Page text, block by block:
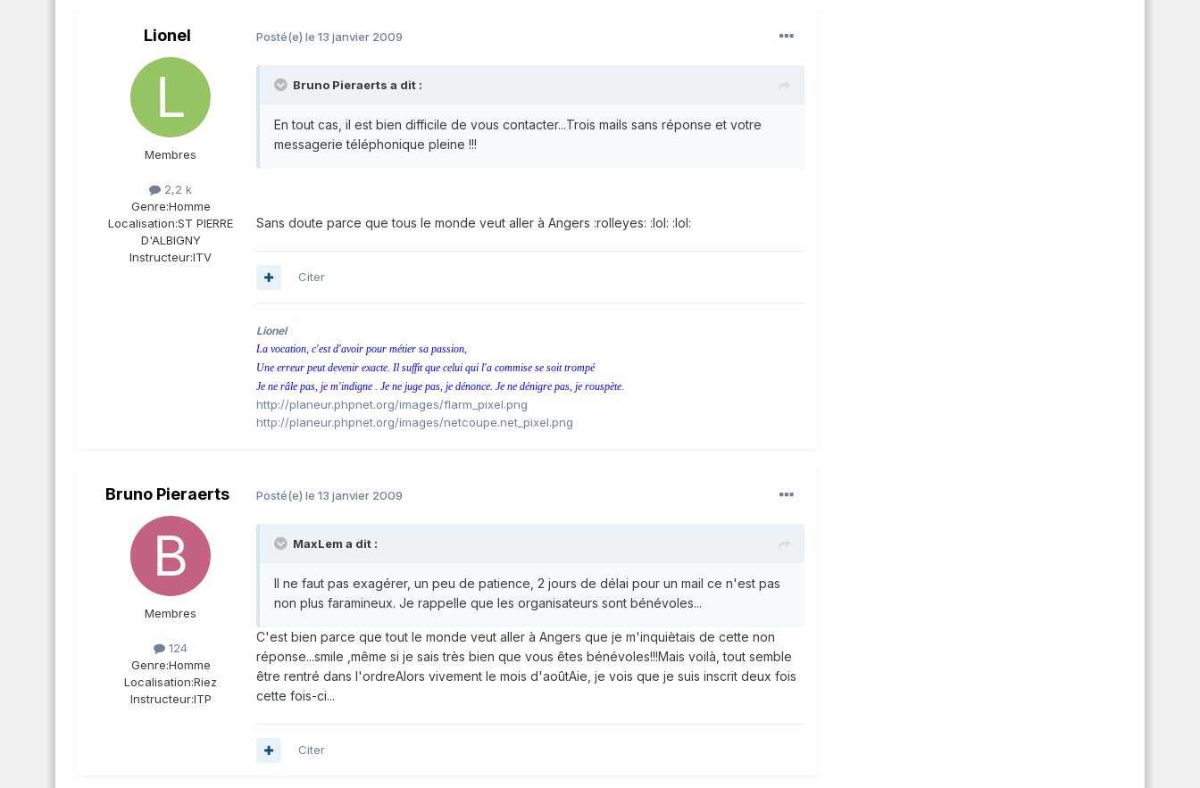
Lionel
Membres
2,2 k
Genre:Homme
Localisation:ST PIERRE
D'ALBIGNY
Instructeur:ITV
Posté(e) le 13 janvier 2009
Bruno Pieraerts a dit :
En tout cas, il est bien difficile de vous contacter...Trois mails sans réponse et votre
messagerie téléphonique pleine !!!
Sans doute parce que tous le monde veut aller à Angers :rolleyes: :lol: :lol:
Citer
Lionel
La vocation, c'est d'avoir pour métier sa passion,
Une erreur peut devenir exacte. Il suffit que celui qui l'a commise se soit trompé
Je ne râle pas, je m'indigne . Je ne juge pas, je dénonce. Je ne dénigre pas, je rouspète.
http://planeur.phpnet.org/images/flarm_pixel.png
http://planeur.phpnet.org/images/netcoupe.net_pixel.png
Bruno Pieraerts
Membres
124
Genre:Homme
Localisation:Riez
Instructeur:ITP
Posté(e) le 13 janvier 2009
MaxLem a dit :
Il ne faut pas exagérer, un peu de patience, 2 jours de délai pour un mail ce n'est pas
non plus faramineux. Je rappelle que les organisateurs sont bénévoles...
C'est bien parce que tout le monde veut aller à Angers que je m'inquiètais de cette non
réponse...smile ,même si je sais très bien que vous êtes bénévoles!!!Mais voilà, tout semble
être rentré dans l'ordreAlors vivement le mois d'aoûtAie, je vois que je suis inscrit deux fois
cette fois-ci...
Citer